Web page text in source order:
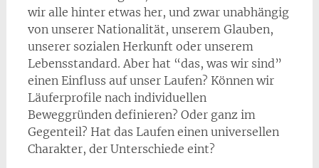
wir alle hinter etwas her, und zwar unabhängig
von unserer Nationalität, unserem Glauben,
unserer sozialen Herkunft oder unserem
Lebensstandard. Aber hat “das, was wir sind”
einen Einfluss auf unser Laufen? Können wir
Läuferprofile nach individuellen
Beweggründen definieren? Oder ganz im
Gegenteil? Hat das Laufen einen universellen
Charakter, der Unterschiede eint?